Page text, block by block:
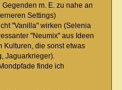
m. E. zu nahe an
Settings)
"Vanilla" wirken (Selenia
"Neumix" aus Ideen
Kulturen, die sonst etwas
Jaguarkrieger).
finde ich